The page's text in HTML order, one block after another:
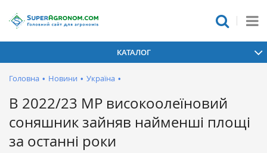
КАТАЛОГ
Головна • Новини • Україна •
В 2022/23 МР високоолеїновий
соняшник зайняв найменші площі
за останні роки